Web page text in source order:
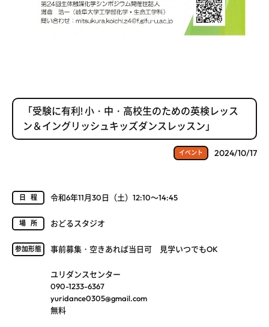
「受験に有利! 小・中・高校生のための英検レッス
ン＆イングリッシュキッズダンスレッスン」
イベント 2024/10/17
日程 令和6年11月30日（土）12:10～14:45
場所 おどるスタジオ
参加形態 事前募集・空きあれば当日可 見学いつでもOK
ユリダンスセンター
090-1233-6367
yuridance0305@gmail.com
無料